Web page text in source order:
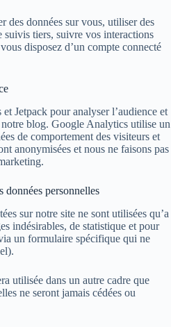
des données sur vous, utiliser des
suivis tiers, suivre vos interactions
disposez d’un compte connecté
Jetpack pour analyser l’audience et
notre blog. Google Analytics utilise un
de comportement des visiteurs et
anonymisées et nous ne faisons pas
données personnelles
sur notre site ne sont utilisées qu’a
indésirables, de statistique et pour
un formulaire spécifique qui ne
utilisée dans un autre cadre que
ne seront jamais cédées ou